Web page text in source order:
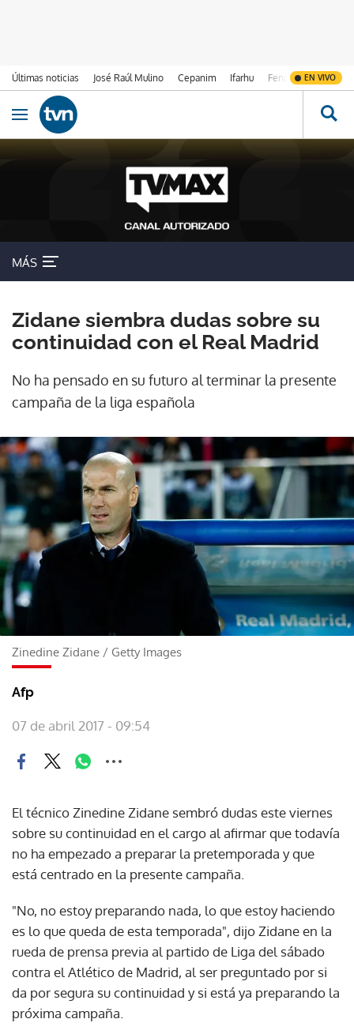
Últimas noticias José Raúl Mulino Cepanim Ifarhu Fenómeno de El
EN VIVO
Ir al contenido
Obrir navegació
MÁS
Zidane siembra dudas sobre su
continuidad con el Real Madrid
No ha pensado en su futuro al terminar la presente
campaña de la liga española
Zinedine Zidane / Getty Images
Afp
07 de abril 2017 - 09:54
El técnico Zinedine Zidane sembró dudas este viernes
sobre su continuidad en el cargo al afirmar que todavía
no ha empezado a preparar la pretemporada y que
está centrado en la presente campaña.
"No, no estoy preparando nada, lo que estoy haciendo
es lo que queda de esta temporada", dijo Zidane en la
rueda de prensa previa al partido de Liga del sábado
contra el Atlético de Madrid, al ser preguntado por si
da por segura su continuidad y si está ya preparando la
próxima campaña.